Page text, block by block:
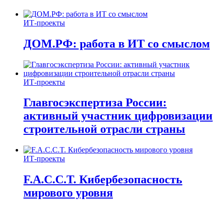
ИТ-проекты
ДОМ.РФ: работа в ИТ со смыслом
ИТ-проекты
Главгосэкспертиза России:
активный участник цифровизации
строительной отрасли страны
ИТ-проекты
F.A.C.C.T. Кибербезопасность
мирового уровня